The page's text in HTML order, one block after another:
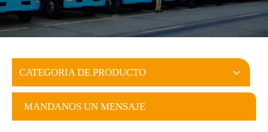
CATEGORIA DE PRODUCTO
MANDANOS UN MENSAJE